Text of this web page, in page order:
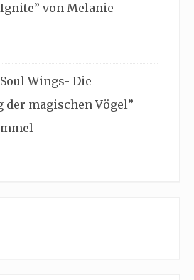
von Melanie
Wings- Die
der magischen Vögel”